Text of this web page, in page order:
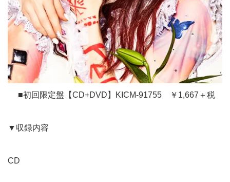
■初回限定盤【CD+DVD】KICM-91755 ￥1,667＋税
▼収録内容
CD